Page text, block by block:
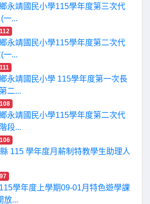
永靖國民小學115學年度第三次代
一...
112
永靖國民小學115學年度第二次代
一...
111
永靖國民小學 115學年度第一次長
二...
108
永靖國民小學115學年度第二次代
段...
106
115 學年度月薪制特教學生助理人
97
學年度上學期09-01月特色遊學課
放...